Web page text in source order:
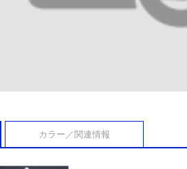
カラー／関連情報